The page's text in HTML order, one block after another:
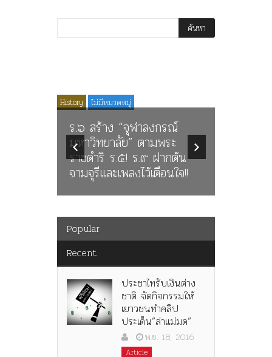
History ไม่มีหมวดหมู่
ร.๖ สร้าง “จุฬาลงกรณ์
มหาวิทยาลัย” ตามพระ
ราชดำริ ร.๕! ร.๙ ฝากต้น
จามจุรีและเพลงไว้เตือนใจ!!
Popular
Recent
ประชาไทรับเงินต่าง
ชาติ จัดกิจกรรมให้
เยาวชนทำคลิป
ประเด็น”ล่าแม่มด”
พ.ย. 18, 2016
Article